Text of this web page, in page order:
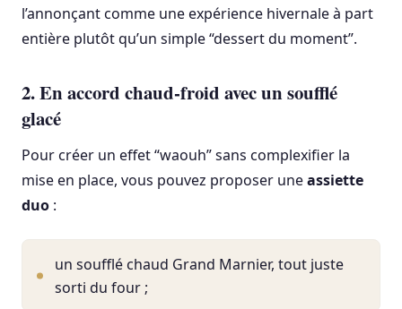
l’annonçant comme une expérience hivernale à part
entière plutôt qu’un simple “dessert du moment”.
2. En accord chaud-froid avec un soufflé
glacé
Pour créer un effet “waouh” sans complexifier la
mise en place, vous pouvez proposer uneassiette
duo :
un soufflé chaud Grand Marnier, tout juste
sorti du four ;